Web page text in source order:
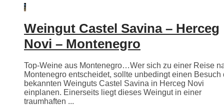
Weingut Castel Savina – Herceg
Novi – Montenegro
Top-Weine aus Montenegro…Wer sich zu einer Reise
Montenegro entscheidet, sollte unbedingt einen Besuch
bekannten Weinguts Castel Savina in Herceg Novi
einplanen. Einerseits liegt dieses Weingut in einer
traumhaften ...